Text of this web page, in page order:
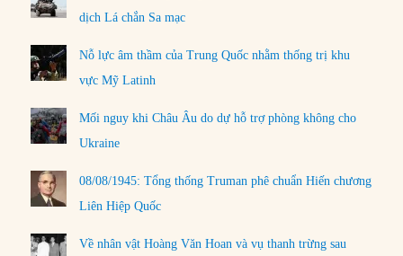
dịch Lá chắn Sa mạc
Nỗ lực âm thầm của Trung Quốc nhằm thống trị khu
vực Mỹ Latinh
Mối nguy khi Châu Âu do dự hỗ trợ phòng không cho
Ukraine
08/08/1945: Tổng thống Truman phê chuẩn Hiến chương
Liên Hiệp Quốc
Về nhân vật Hoàng Văn Hoan và vụ thanh trừng sau